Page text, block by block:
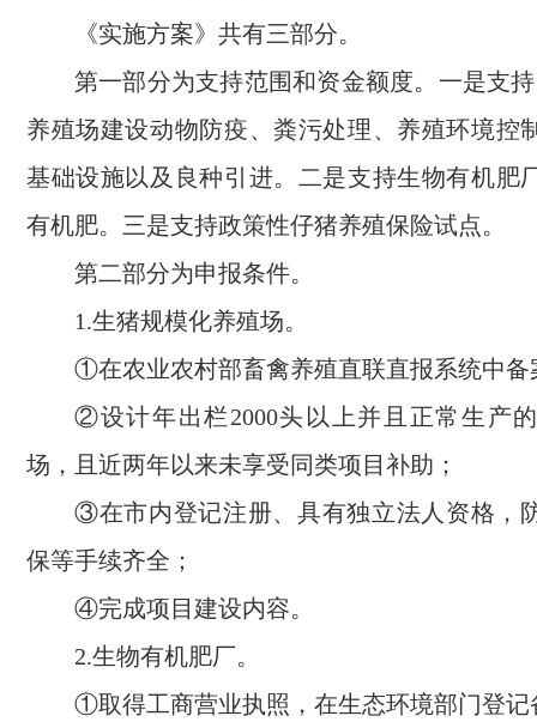
《实施方案》共有三部分。
第一部分为支持范围和资金额度。一是支
养殖场建设动物防疫、粪污处理、养殖环境控
基础设施以及良种引进。二是支持生物有机肥
有机肥。三是支持政策性仔猪养殖保险试点。
第二部分为申报条件。
1.生猪规模化养殖场。
①在农业农村部畜禽养殖直联直报系统中备
②设计年出栏2000头以上并且正常生产
场，且近两年以来未享受同类项目补助；
③在市内登记注册、具有独立法人资格，
保等手续齐全；
④完成项目建设内容。
2.生物有机肥厂。
①取得工商营业执照，在生态环境部门登记